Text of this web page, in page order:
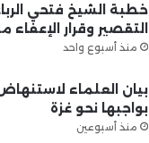
خطبة الشيخ فتحي
التقصير وقرار الإعفاء
منذ أسبوع واحد
بيان العلماء
بواجبها نحو غزة
منذ أسبوعين